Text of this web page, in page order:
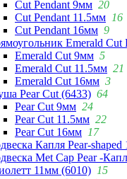
Cut Pendant 9мм 20
Cut Pendant 11.5мм 16
Cut Pendant 16мм 9
Emerald Cut
Emerald Cut 9мм 5
Emerald Cut 11.5мм 21
Emerald Cut 16мм 3
Pear Cut (6433) 64
Pear Cut 9мм 24
Pear Cut 11.5мм 22
Pear Cut 16мм 17
Капля Pear-
Met Cap Pear -
11мм (6010) 15